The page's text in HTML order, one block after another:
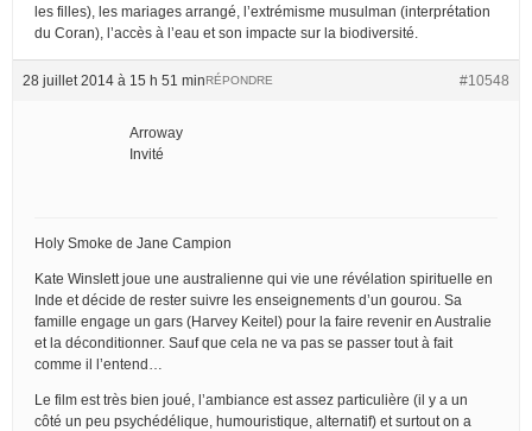
les filles), les mariages arrangé, l’extrémisme musulman (interprétation
du Coran), l’accès à l’eau et son impacte sur la biodiversité.
28 juillet 2014 à 15 h 51 min #10548
RÉPONDRE
Arroway
Invité
Holy Smoke de Jane Campion
Kate Winslett joue une australienne qui vie une révélation spirituelle en
Inde et décide de rester suivre les enseignements d’un gourou. Sa
famille engage un gars (Harvey Keitel) pour la faire revenir en Australie
et la déconditionner. Sauf que cela ne va pas se passer tout à fait
comme il l’entend…
Le film est très bien joué, l’ambiance est assez particulière (il y a un
côté un peu psychédélique, humouristique, alternatif) et surtout on a